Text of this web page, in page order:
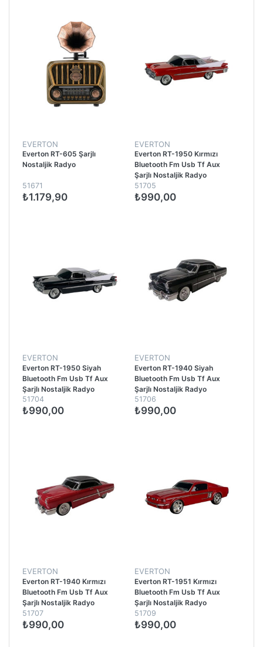
EVERTON
Everton RT-605 Şarjlı
Nostaljik Radyo
51671
₺1.179,90
EVERTON
Everton RT-1950 Kırmızı
Bluetooth Fm Usb Tf Aux
Şarjlı Nostaljik Radyo
51705
₺990,00
EVERTON
Everton RT-1950 Siyah
Bluetooth Fm Usb Tf Aux
Şarjlı Nostaljik Radyo
51704
₺990,00
EVERTON
Everton RT-1940 Siyah
Bluetooth Fm Usb Tf Aux
Şarjlı Nostaljik Radyo
51706
₺990,00
EVERTON
Everton RT-1940 Kırmızı
Bluetooth Fm Usb Tf Aux
Şarjlı Nostaljik Radyo
51707
₺990,00
EVERTON
Everton RT-1951 Kırmızı
Bluetooth Fm Usb Tf Aux
Şarjlı Nostaljik Radyo
51709
₺990,00